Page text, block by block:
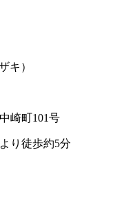
キ）
崎町101号
り徒歩約5分